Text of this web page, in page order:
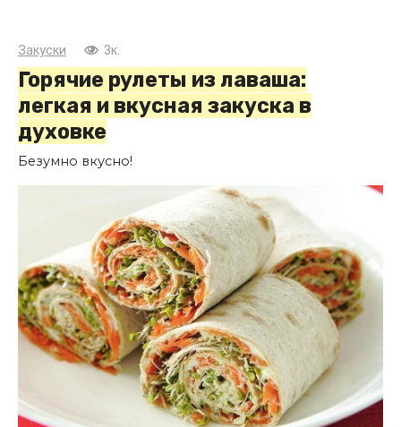
Закуски 3к.
Горячие рулеты из лаваша:
легкая и вкусная закуска в
духовке
Безумно вкусно!